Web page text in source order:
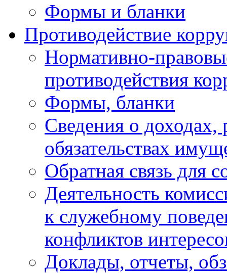
Формы и бланки
Противодействие
Нормативно-
противодействия
Формы, бланки
Сведения о доходах,
обязательствах
Обратная связь для
Деятельность
к служебному
конфликтов
Доклады, отчеты,